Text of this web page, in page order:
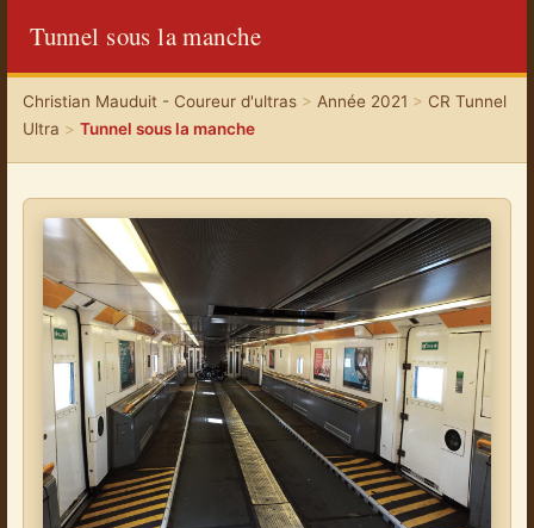
Tunnel sous la manche
Christian Mauduit - Coureur d'ultras> Année 2021 > CR Tunnel
Ultra > Tunnel sous la manche